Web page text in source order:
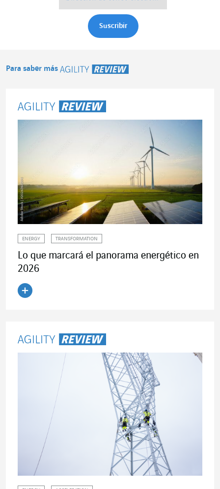
Para saber más
ENERGY TRANSFORMATION
Lo que marcará el panorama energético en
2026